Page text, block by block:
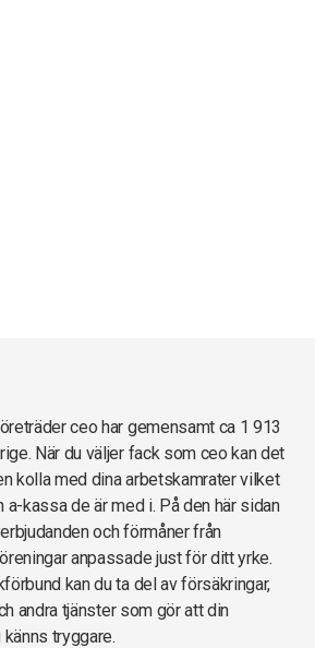
ceo har gemensamt ca 1 913
När du väljer fack som ceo kan det
kolla med dina arbetskamrater vilket
kassa de är med i. På den här sidan
och förmåner från
anpassade just för ditt yrke.
kan du ta del av försäkringar,
andra tjänster som gör att din
tryggare.